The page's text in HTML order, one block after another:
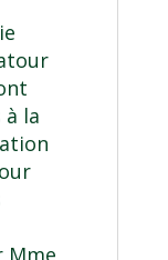
la
Mme